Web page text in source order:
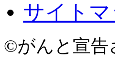
サイト
©がんと宣告